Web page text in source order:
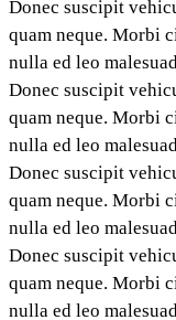
Donec suscipit
quam neque. Morbi
nulla ed leo
Donec suscipit
quam neque. Morbi
nulla ed leo
Donec suscipit
quam neque. Morbi
nulla ed leo
Donec suscipit
quam neque. Morbi
nulla ed leo